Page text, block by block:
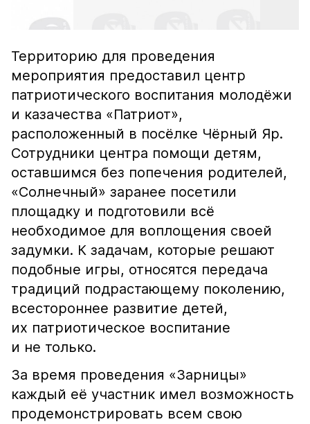
Территорию для проведения
мероприятия предоставил центр
патриотического воспитания молодёжи
и казачества «Патриот»,
расположенный в посёлке Чёрный Яр.
Сотрудники центра помощи детям,
оставшимся без попечения родителей,
«Солнечный» заранее посетили
площадку и подготовили всё
необходимое для воплощения своей
задумки. К задачам, которые решают
подобные игры, относятся передача
традиций подрастающему поколению,
всестороннее развитие детей,
их патриотическое воспитание
и не только.
За время проведения «Зарницы»
каждый её участник имел возможность
продемонстрировать всем свою